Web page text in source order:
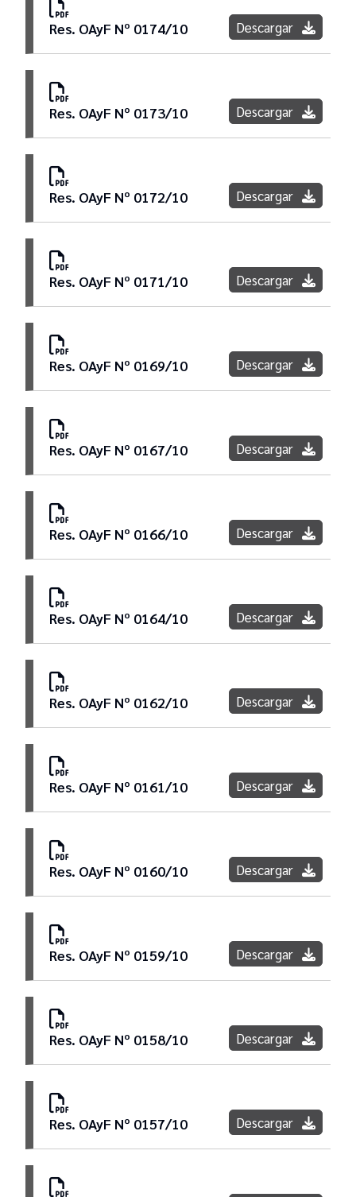
Res. OAyF Nº 0174/10 Descargar
Res. OAyF Nº 0173/10 Descargar
Res. OAyF Nº 0172/10 Descargar
Res. OAyF Nº 0171/10 Descargar
Res. OAyF Nº 0169/10 Descargar
Res. OAyF Nº 0167/10 Descargar
Res. OAyF Nº 0166/10 Descargar
Res. OAyF Nº 0164/10 Descargar
Res. OAyF Nº 0162/10 Descargar
Res. OAyF Nº 0161/10 Descargar
Res. OAyF Nº 0160/10 Descargar
Res. OAyF Nº 0159/10 Descargar
Res. OAyF Nº 0158/10 Descargar
Res. OAyF Nº 0157/10 Descargar